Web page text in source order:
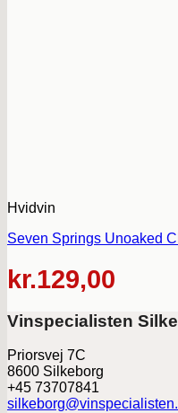
Hvidvin
Seven Springs Unoaked
kr.129,00
Vinspecialisten
Priorsvej 7C
8600 Silkeborg
+45 73707841